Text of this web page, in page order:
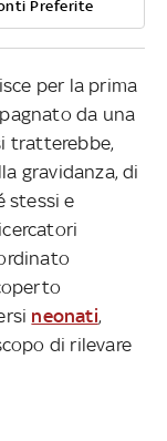
Preferite
per la prima
da una
tratterebbe,
gravidanza, di
stessi e
neonati,
di rilevare